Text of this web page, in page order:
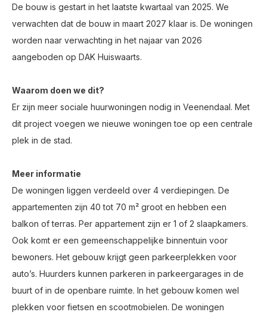
De bouw is gestart in het laatste kwartaal van 2025. We
verwachten dat de bouw in maart 2027 klaar is. De woningen
worden naar verwachting in het najaar van 2026
aangeboden op DAK Huiswaarts.
Waarom doen we dit?
Er zijn meer sociale huurwoningen nodig in Veenendaal. Met
dit project voegen we nieuwe woningen toe op een centrale
plek in de stad.
Meer informatie
De woningen liggen verdeeld over 4 verdiepingen. De
appartementen zijn 40 tot 70 m² groot en hebben een
balkon of terras. Per appartement zijn er 1 of 2 slaapkamers.
Ook komt er een gemeenschappelijke binnentuin voor
bewoners. Het gebouw krijgt geen parkeerplekken voor
auto’s. Huurders kunnen parkeren in parkeergarages in de
buurt of in de openbare ruimte. In het gebouw komen wel
plekken voor fietsen en scootmobielen. De woningen